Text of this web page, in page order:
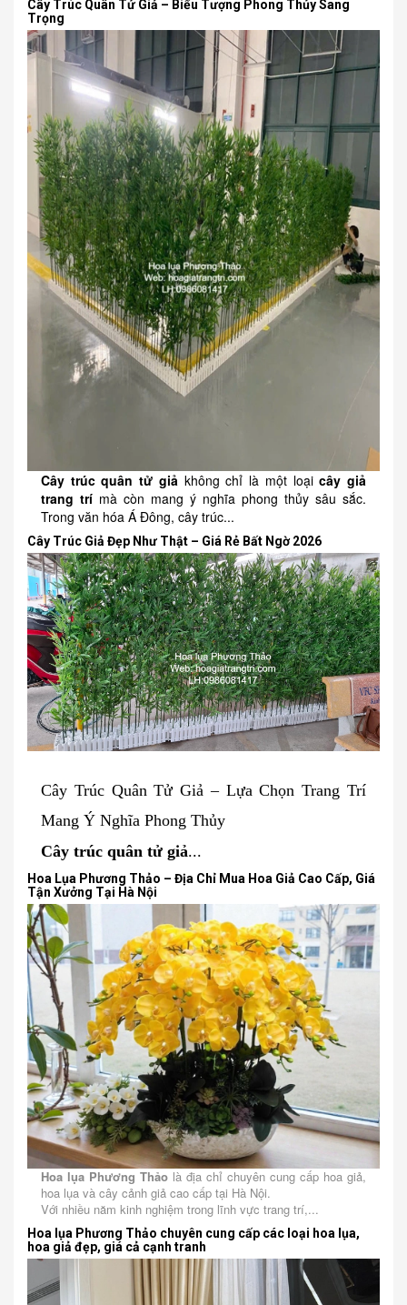
Cây Trúc Quân Tử Giả – Biểu Tượng Phong Thủy Sang
Trọng
Cây trúc quân tử giảkhông chỉ là một loạicây giả
trang trí mà còn mang ý nghĩa phong thủy sâu sắc.
Trong văn hóa Á Đông, cây trúc...
Cây Trúc Giả Đẹp Như Thật – Giá Rẻ Bất Ngờ 2026
Cây Trúc Quân Tử Giả – Lựa Chọn Trang Trí
Mang Ý Nghĩa Phong Thủy
Cây trúc quân tử giả...
Hoa Lụa Phương Thảo – Địa Chỉ Mua Hoa Giả Cao Cấp, Giá
Tận Xưởng Tại Hà Nội
Hoa lụa Phương Thảo là địa chỉ chuyên cung cấp hoa giả,
hoa lụa và cây cảnh giả cao cấp tại Hà Nội.
Với nhiều năm kinh nghiệm trong lĩnh vực trang trí,...
Hoa lụa Phương Thảo chuyên cung cấp các loại hoa lụa,
hoa giả đẹp, giá cả cạnh tranh